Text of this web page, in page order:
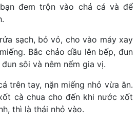
đem trộn vào chả cá và để
sạch, bỏ vỏ, cho vào máy xay
Bắc chảo dầu lên bếp, đun
sôi và nêm nếm gia vị.
trên tay, nặn miếng nhỏ vừa ăn.
cà chua cho đến khi nước xốt
thì là thái nhỏ vào.